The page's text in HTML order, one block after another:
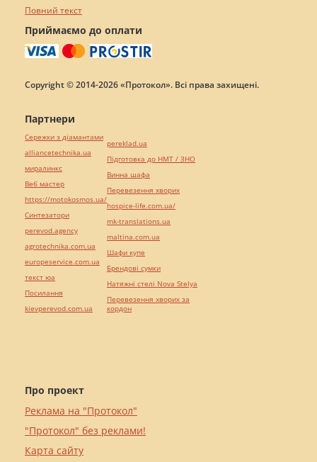
Повний текст
Приймаємо до оплати
Copyright © 2014-2026 «Протокол». Всі права захищені.
Про проект
Реклама на "Протокол"
"Протокол" без реклами!
Карта сайту
Партнери
Сережки з діамантами
alliancetechnika.ua
миралинкс
Веб мастер
https://motokosmos.ua/
Синтезатори
perevod.agency
agrotechnika.com.ua
europeservice.com.ua
текст юа
Посилання
kievperevod.com.ua
pereklad.ua
Підготовка до НМТ / ЗНО
Винна шафа
Перевезення хворих
hospice-life.com.ua/
mk-translations.ua
maltina.com.ua
Шафи купе
Брендові сумки
Натяжні стелі Nova Stelya
Перевезення хворих за
кордон